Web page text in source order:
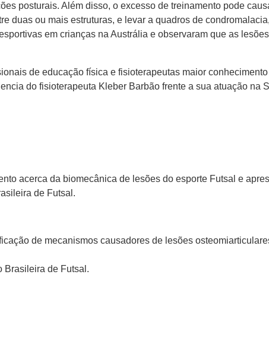
posturais. Além disso, o excesso de treinamento pode
duas ou mais estruturas, e levar a quadros de
em crianças na Austrália e observaram que as
de educação física e fisioterapeutas maior
do fisioterapeuta Kleber Barbão frente a sua atuação na
acerca da biomecânica de lesões do esporte Futsal e
de Futsal.
de mecanismos causadores de lesões
Brasileira de Futsal.